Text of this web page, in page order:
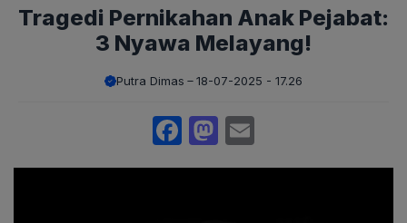
Tragedi Pernikahan Anak Pejabat:
3 Nyawa Melayang!
Putra Dimas 18-07-2025 - 17.26
Facebook
Mastodon